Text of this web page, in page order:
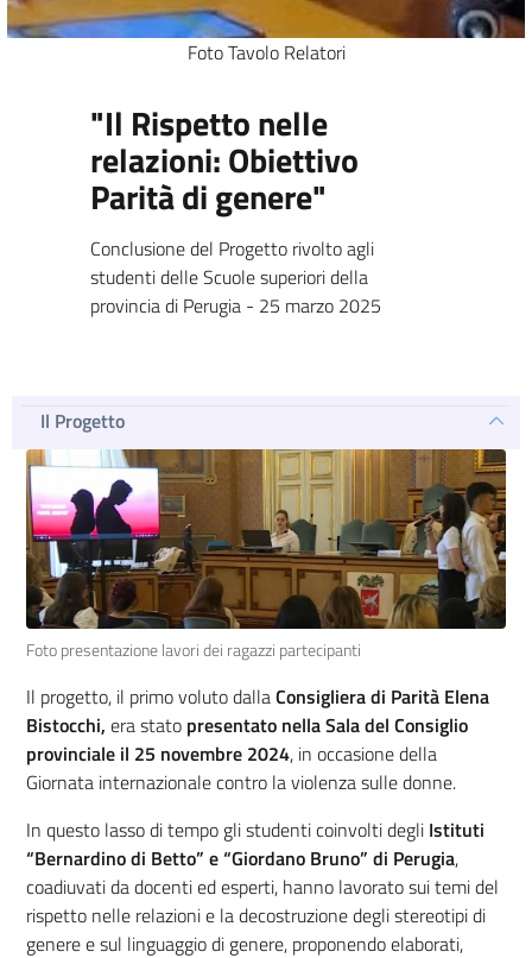
Foto Tavolo Relatori
"Il Rispetto nelle
relazioni: Obiettivo
Parità di genere"
Conclusione del Progetto rivolto agli
studenti delle Scuole superiori della
provincia di Perugia - 25 marzo 2025
Il Progetto
Foto presentazione lavori dei ragazzi partecipanti
Il progetto, il primo voluto dallaConsigliera di Parità Elena
Bistocchi, era stato presentato nella Sala del Consiglio
provinciale il 25 novembre 2024, in occasione della
Giornata internazionale contro la violenza sulle donne.
In questo lasso di tempo gli studenti coinvolti degli Istituti
“Bernardino di Betto” e “Giordano Bruno” di Perugia,
coadiuvati da docenti ed esperti, hanno lavorato sui temi del
rispetto nelle relazioni e la decostruzione degli stereotipi di
genere e sul linguaggio di genere, proponendo elaborati,